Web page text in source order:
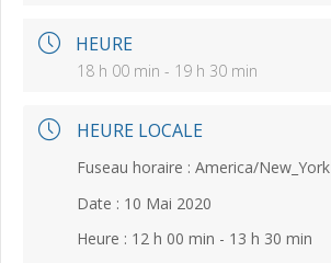
HEURE
18 h 00 min - 19 h 30 min
HEURE LOCALE
Fuseau horaire : America/New_York
Date : 10 Mai 2020
Heure : 12 h 00 min - 13 h 30 min